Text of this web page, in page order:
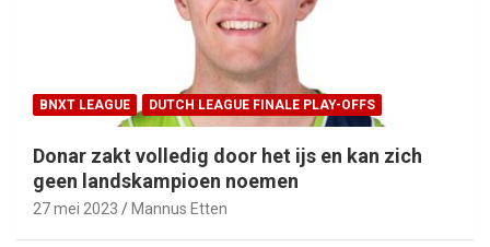
BNXT LEAGUE DUTCH LEAGUE FINALE PLAY-OFFS
Donar zakt volledig door het ijs en kan zich
geen landskampioen noemen
27 mei 2023 Mannus Etten